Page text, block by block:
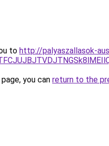
to http://palyaszallasok-
you can return to the